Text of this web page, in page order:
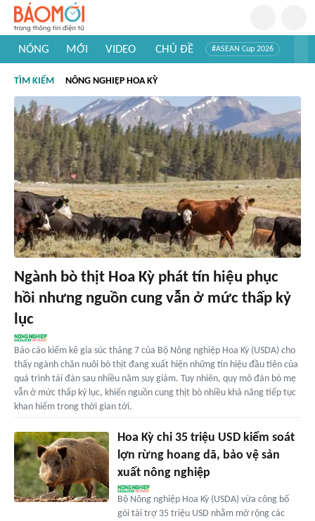
NÓNG MỚI VIDEO CHỦ ĐỀ #ASEAN Cup 2026
#Khám phá thế giới
TÌM KIẾM NÔNG NGHIỆP HOA KỲ
Ngành bò thịt Hoa Kỳ phát tín hiệu phục
hồi nhưng nguồn cung vẫn ở mức thấp kỷ
lục
Báo cáo kiểm kê gia súc tháng 7 của Bộ Nông nghiệp Hoa Kỳ (USDA) cho
thấy ngành chăn nuôi bò thịt đang xuất hiện những tín hiệu đầu tiên của
quá trình tái đàn sau nhiều năm suy giảm. Tuy nhiên, quy mô đàn bò mẹ
vẫn ở mức thấp kỷ lục, khiến nguồn cung thịt bò nhiều khả năng tiếp tục
khan hiếm trong thời gian tới.
Hoa Kỳ chi 35 triệu USD kiểm soát
lợn rừng hoang dã, bảo vệ sản
xuất nông nghiệp
Bộ Nông nghiệp Hoa Kỳ (USDA) vừa công bố
gói tài trợ 35 triệu USD nhằm mở rộng các